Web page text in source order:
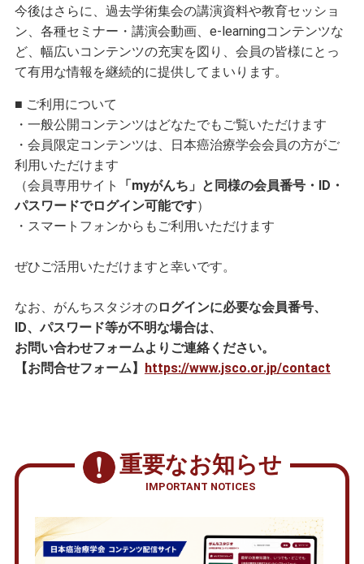
今後はさらに、過去学術集会の講演資料や教育セッショ
ン、各種セミナー・講演会動画、e-learningコンテンツな
ど、幅広いコンテンツの充実を図り、会員の皆様にとっ
て有用な情報を継続的に提供してまいります。
■ ご利用について
・一般公開コンテンツはどなたでもご覧いただけます
・会員限定コンテンツは、日本癌治療学会会員の方がご
利用いただけます
（会員専用サイト
「myがんち」と同様の会員番号・ID・
パスワードでログイン可能です）
・スマートフォンからもご利用いただけます
ぜひご活用いただけますと幸いです。
なお、がんちスタジオのログインに必要な会員番号、
ID、パスワード等が不明な場合は、
お問い合わせフォームよりご連絡ください。
【お問合せフォーム】
https://www.jsco.or.jp/contact
重要なお知らせ
IMPORTANT NOTICES